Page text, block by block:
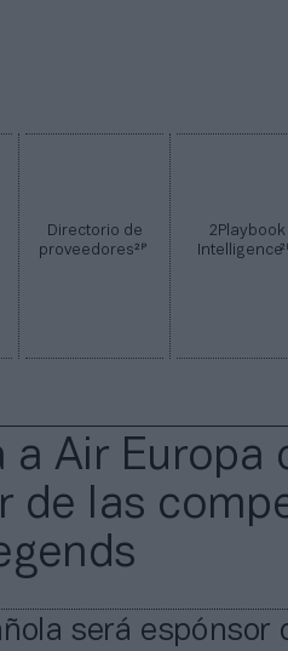
Directorio de
proveedores2P
2Playbook
Intelligence
a Air Europa
de las
será espónsor